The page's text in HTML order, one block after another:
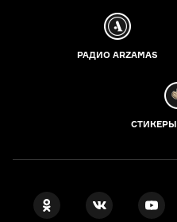
РАДИО ARZAMAS
СТИКЕРЫ